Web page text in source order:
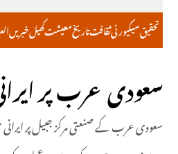
خبریںکھیلمعیشتتاریخثقافتسیکیورٹیتحقیق
سعودی عرب پر
سعودی عرب کے صنعتی مرکز جبیل پر